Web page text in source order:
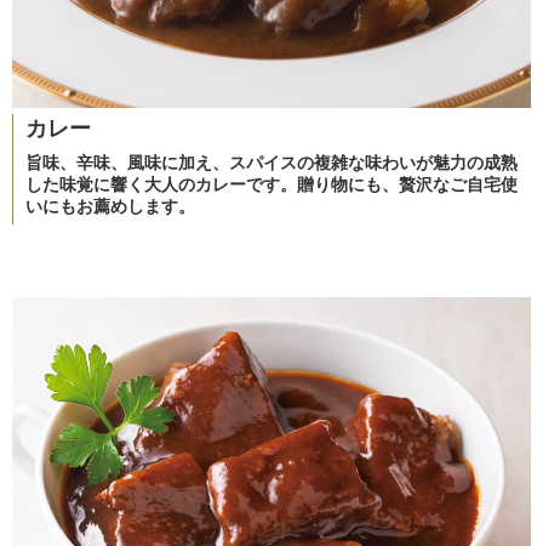
カレー
旨味、辛味、風味に加え、スパイスの複雑な味わいが魅力の成熟
した味覚に響く大人のカレーです。贈り物にも、贅沢なご自宅使
いにもお薦めします。